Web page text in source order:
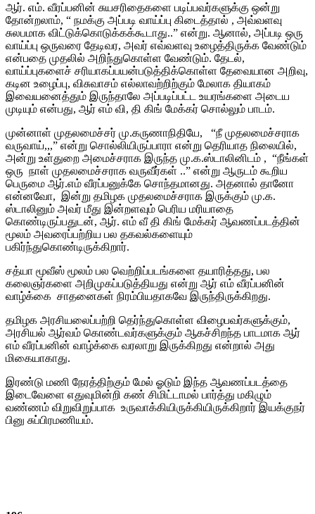
ஆர். எம். வீரப்பனின் சுயசரிதைகளை படிப்பவர்களுக்கு ஒன்று
தோன்றலாம், “ நமக்கு அப்படி வாய்ப்பு கிடைத்தால் , அவ்வளவு
சுலபமாக விட்டுக்கொடுக்கக்கூடாது..” என்று. ஆனால், அப்படி ஒரு
வாய்ப்பு ஒருவரை தேடிவர, அவர் எவ்வளவு உழைத்திருக்க வேண்டும்
என்பதை முதலில் அறிந்துகொள்ள வேண்டும். தேடல்,
வாய்ப்புகளைச் சரியாகப்பயன்படுத்திக்கொள்ள தேவையான அறிவு,
கடின உழைப்பு, விசுவாசம் எல்லாவற்றிற்கும் மேலாக தியாகம்
இவையனைத்தும் இருந்தாலே அப்படிப்பட்ட உயரங்களை அடைய
முடியும் என்பது, ஆர் எம் வி, தி கிங் மேக்கர் சொல்லும் பாடம்.
முன்னாள் முதலமைச்சர் மு.கருணாநிதியே, “நீ முதலமைச்சராக
வருவாய்,,,” என்று சொல்லியிருப்பாரா என்று தெரியாத நிலையில்,
அன்று உள்துறை அமைச்சராக இருந்த மு.க.ஸ்டாலினிடம் , “நீங்கள்
ஒரு நாள் முதலமைச்சராக வருவீர்கள் ..” என்று ஆருடம் கூறிய
பெருமை ஆர்.எம் வீரப்பனுக்கே சொந்தமானது. அதனால் தானோ
என்னவோ, இன்று தமிழக முதலமைச்சராக இருக்கும் மு.க.
ஸ்டாலினும் அவர் மீது இன்றளவும் பெரிய மரியாதை
கொண்டிருப்பதுடன், ஆர். எம் வீ தி கிங் மேக்கர் ஆவணப்படத்தின்
மூலம் அவரைப்பற்றிய பல தகவல்களையும்
பகிர்ந்துகொண்டிருக்கிறார்.
சத்யா மூவீஸ் மூலம் பல வெற்றிப்படங்களை தயாரித்தது, பல
கலைஞர்களை அறிமுகப்படுத்தியது என்று ஆர் எம் வீரப்பனின்
வாழ்க்கை சாதனைகள் நிரம்பியதாகவே இருந்திருக்கிறது.
தமிழக அரசியலைப்பற்றி தெர்ந்துகொள்ள விழைபவர்களுக்கும்,
அரசியல் ஆர்வம் கொண்டவர்களுக்கும் ஆகச்சிறந்த பாடமாக ஆர்
எம் வீரப்பனின் வாழ்க்கை வரலாறு இருக்கிறது என்றால் அது
மிகையாகாது.
இரண்டு மணி நேரத்திற்கும் மேல் ஓடும் இந்த ஆவணப்படத்தை
இடைவேளை எதுவுமின்றி கண் சிமிட்டாமல் பார்த்து மகிழும்
வண்ணம் விறுவிறுப்பாக உருவாக்கியிருக்கியிருக்கிறார் இயக்குநர்
பினு சுப்பிரமணியம்.